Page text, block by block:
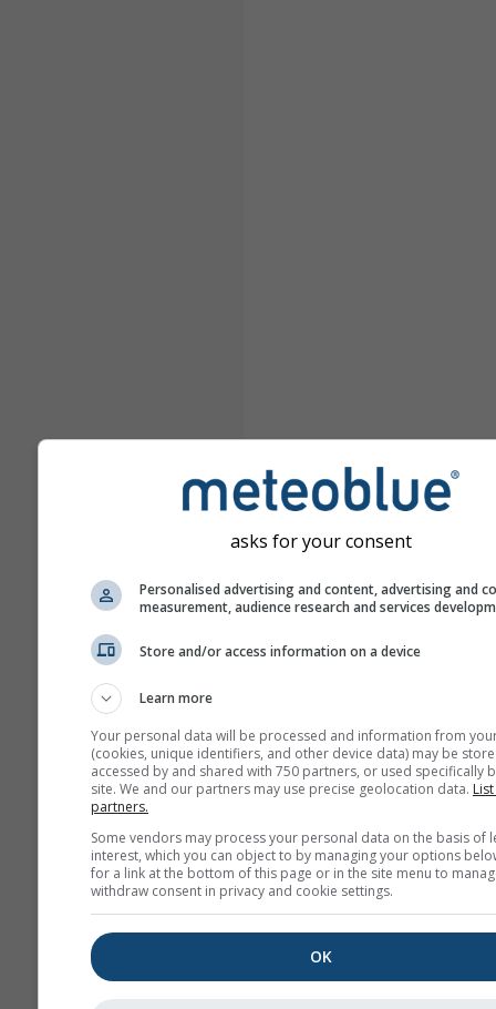
asks for your consent
Personalised advertising and content, advertising and
measurement, audience research and services
Store and/or access information on a device
Learn more
Your personal data will be processed and information from
(cookies, unique identifiers, and other device data) may be
accessed by and shared with 750 partners, or used specifically
site. We and our partners may use precise geolocation data.
partners.
Some vendors may process your personal data on the basis of
interest, which you can object to by managing your options
for a link at the bottom of this page or in the site menu to
withdraw consent in privacy and cookie settings.
OK